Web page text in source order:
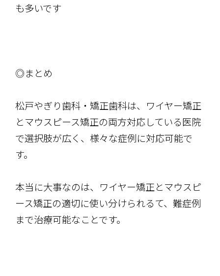
も多いです
◎まとめ
松戸やぎり歯科・矯正歯科は、ワイヤー矯正
とマウスピース矯正の両方対応している医院
で選択肢が広く、様々な症例に対応可能で
す。
本当に大事なのは、ワイヤー矯正とマウスピ
ース矯正の適切に使い分けられるて、難症例
まで治療可能なことです。